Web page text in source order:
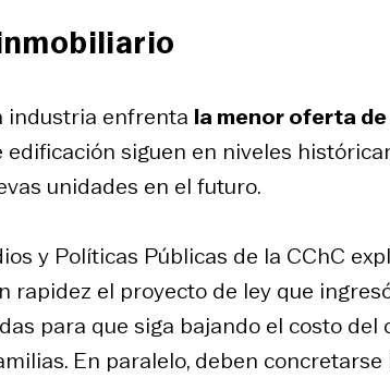
industria enfrenta la menor oferta
siguen en niveles
unidades en el futuro.
y Políticas Públicas de la CChC
rapidez el proyecto de ley que
para que siga bajando el costo
En paralelo, deben